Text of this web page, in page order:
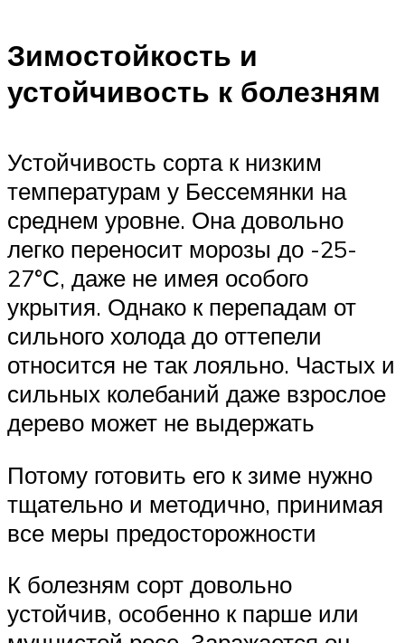
Зимостойкость и
устойчивость к болезням
Устойчивость сорта к низким
температурам у Бессемянки на
среднем уровне. Она довольно
легко переносит морозы до -25-
27°С, даже не имея особого
укрытия. Однако к перепадам от
сильного холода до оттепели
относится не так лояльно. Частых и
сильных колебаний даже взрослое
дерево может не выдержать
Потому готовить его к зиме нужно
тщательно и методично, принимая
все меры предосторожности
К болезням сорт довольно
устойчив, особенно к парше или